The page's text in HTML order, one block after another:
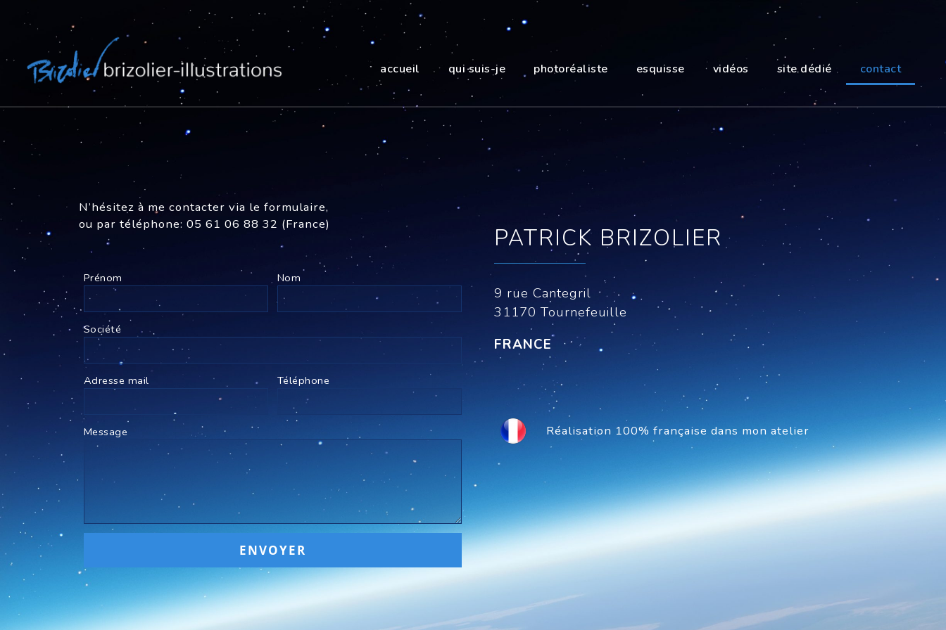
accueil qui suis-je photoréaliste esquisse vidéos site dédié contact
N’hésitez à me contacter via le formulaire,
ou par téléphone: 05 61 06 88 32 (France)
Prénom Nom
Société
Adresse mail Téléphone
Message
PATRICK BRIZOLIER
9 rue Cantegril
31170 Tournefeuille
FRANCE
Réalisation 100% française dans mon atelier